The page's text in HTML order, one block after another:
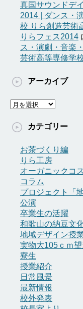
真国サウンドデ
2014 | ダンス・
校 りら創造芸術
りらフェス2014
ス・演劇・音楽
芸術高等専修学
アーカイブ
ア
カ
カテゴリー
お茶づくり編
りら工房
オーガニックコ
コラム
プロジェクト「
公演
卒業生の活躍
和歌山の納豆文
地域デザイン授
実物大105ｃｍ
寮生
授業紹介
日常風景
最新情報
校外発表